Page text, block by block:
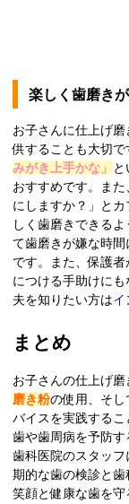
楽しく歯磨き
お子さんに仕上げ
供することも大切で
みがき上手かな」
おすすめです。ま
にしますか？」と
しく歯磨きできる
て歯磨きが嫌な時
です。また、保護
につける手助けに
夫を知りたい方はイ
まとめ
お子さんの仕上げ磨
磨き粉の使用、そし
バイスを実践する
歯や歯周病を予防す
歯科医院のスタッ
期的な歯の検診と
笑顔と健康な歯を